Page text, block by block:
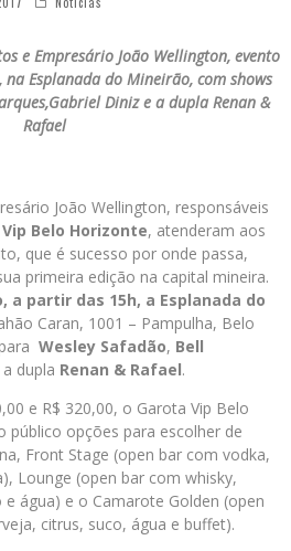
e Empresário João Wellington, evento
Esplanada do Mineirão, com shows
Diniz e a dupla Renan &
Rafael
João Wellington, responsáveis
Belo Horizonte, atenderam aos
que é sucesso por onde passa,
primeira edição na capital mineira.
a partir das 15h, a Esplanada do
Caran, 1001 – Pampulha, Belo
Wesley Safadão, Bell
a dupla Renan & Rafael.
e R$ 320,00, o Garota Vip Belo
público opções para escolher de
Front Stage (open bar com vodka,
Lounge (open bar com whisky,
água) e o Camarote Golden (open
citrus, suco, água e buffet).